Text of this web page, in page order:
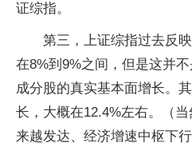
证综指。
第三，上证综指过去反
在8%到9%之间，但是这并
成分股的真实基本面增长。
长，大概在12.4%左右。（
来越发达、经济增速中枢下